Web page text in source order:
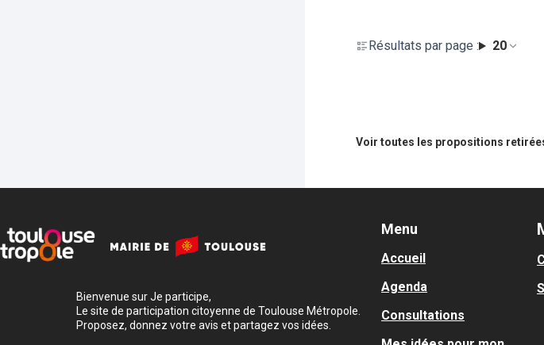
Résultats par page : 20
Voir toutes les propositions
Bienvenue sur Je participe,
Le site de participation citoyenne de Toulouse Métropole.
Proposez, donnez votre avis et partagez vos idées.
Menu
Accueil
Agenda
Consultations